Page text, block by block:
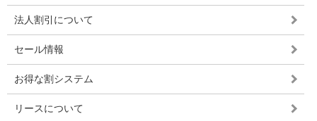
法人割引について
セール情報
お得な割システム
リースについて